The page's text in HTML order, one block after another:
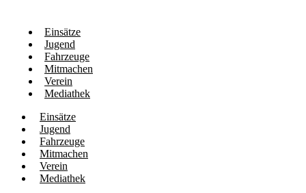
Einsätze
Jugend
Fahrzeuge
Mitmachen
Verein
Mediathek
Einsätze
Jugend
Fahrzeuge
Mitmachen
Verein
Mediathek